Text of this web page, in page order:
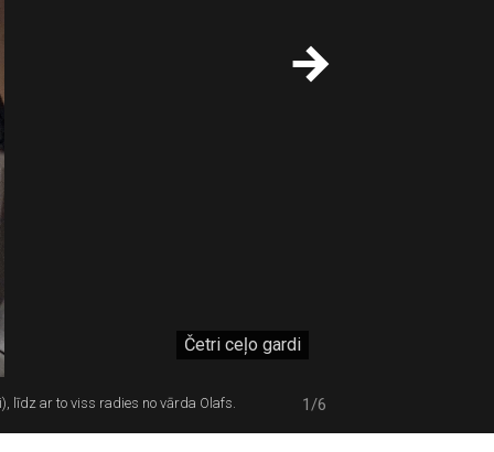
Četri ceļo gardi
līdz ar to viss radies no vārda Olafs. 1/6